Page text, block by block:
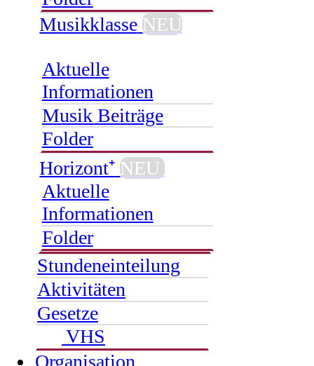
Musikklasse NEU
Aktuelle
Informationen
Musik Beiträge
Folder
Horizont⁺ NEU
Aktuelle
Informationen
Folder
Stundeneinteilung
Aktivitäten
Gesetze
VHS
Organisation